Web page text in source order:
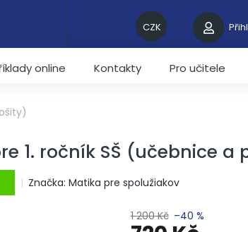
CZK
online Kontakty Pro učitele
1. ročník SŠ (učebnice a
Značka:Matika pre spolužiakov
1 200 Kč –40 %